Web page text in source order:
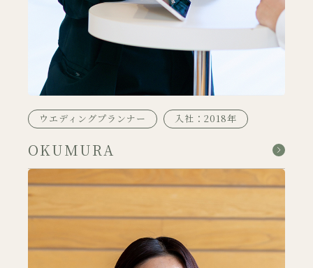
ウエディングプランナー 入社：2018年
OKUMURA